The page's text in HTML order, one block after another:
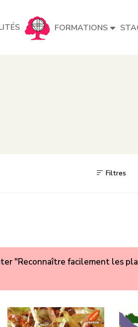
FORMATIONS
Filtres
"Reconnaître facilement les